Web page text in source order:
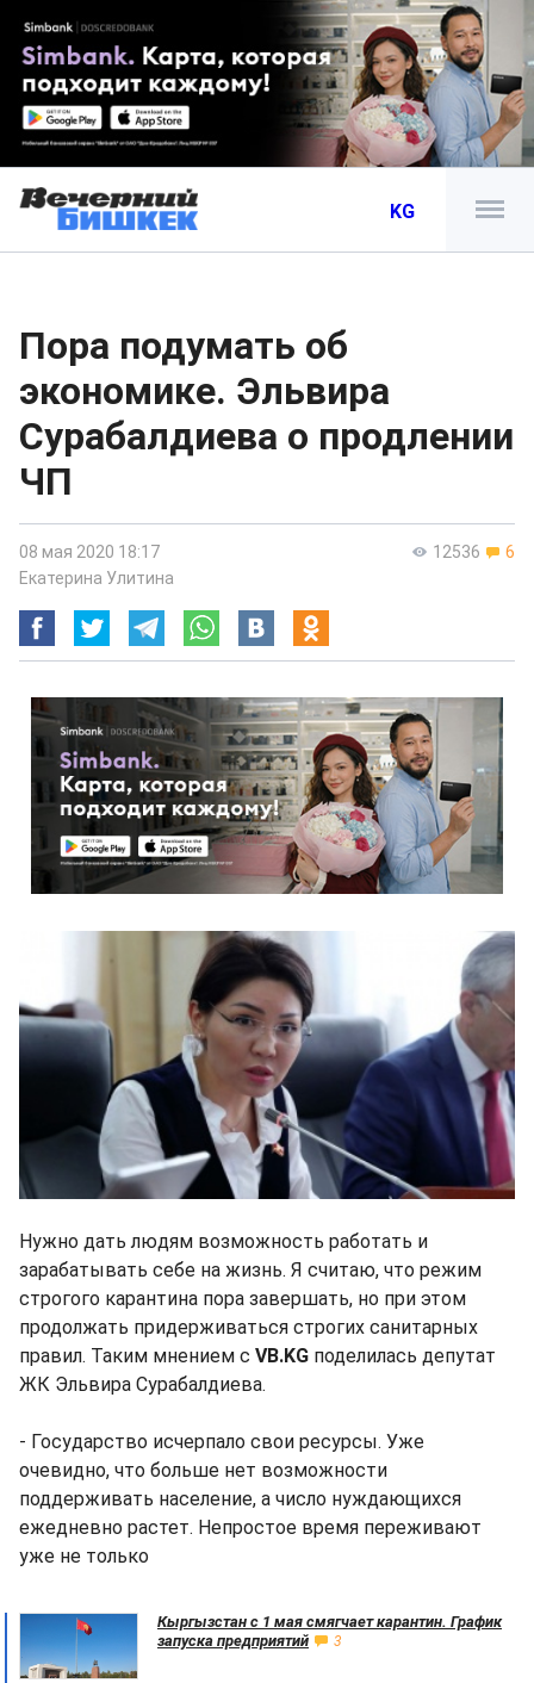
KG
Пора подумать об
экономике. Эльвира
Сурабалдиева о продлении
ЧП
12536 6
08 мая 2020 18:17
Екатерина Улитина
Нужно дать людям возможность работать и
зарабатывать себе на жизнь. Я считаю, что режим
строгого карантина пора завершать, но при этом
продолжать придерживаться строгих санитарных
правил. Таким мнением с VB.KG поделилась депутат
ЖК Эльвира Сурабалдиева.
- Государство исчерпало свои ресурсы. Уже
очевидно, что больше нет возможности
поддерживать население, а число нуждающихся
ежедневно растет. Непростое время переживают
уже не только
Кыргызстан с 1 мая смягчает карантин. График
запуска предприятий
3